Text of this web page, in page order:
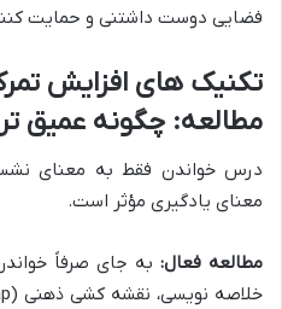
فضایی دوست داشتنی و حمایت
تکنیک های افزایش
مطالعه: چگونه عمیق تر
درس خواندن فقط به معنای
معنای یادگیری مؤثر است.
مطالعه فعال: به جای صرفاً